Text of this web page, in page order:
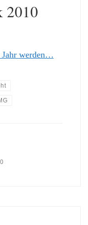
2010
Jahr werden…